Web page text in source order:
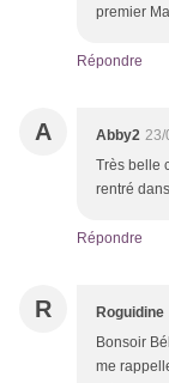
premier
Répondre
A Abby2 23/
Très belle
rentré
Répondre
R Roguidine
Bonsoir
me